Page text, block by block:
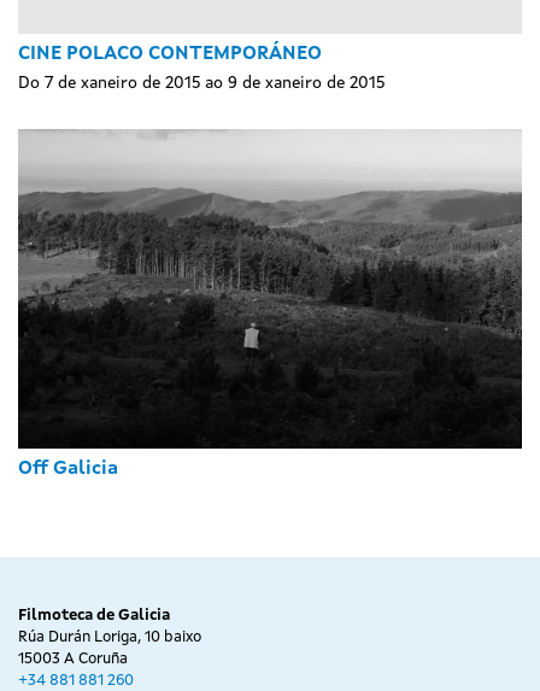
CINE POLACO CONTEMPORÁNEO
Do 7 de xaneiro de 2015 ao 9 de xaneiro de 2015
Off Galicia
Filmoteca de Galicia
Rúa Durán Loriga, 10 baixo
15003 A Coruña
+34 881 881 260